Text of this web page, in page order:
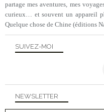
NEWSLETTER
SUIVEZ-MOI
partage mes aventures, mes
curieux… et souvent un appareil
Quelque chose de Chine (éditions